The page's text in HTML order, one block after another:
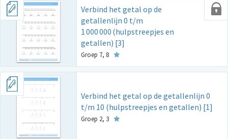
Verbind het getal op de
getallenlijn 0 t/m
1000000 (hulpstreepjes en
getallen) [3]
Groep 7, 8
Verbind het getal op de getallenlijn 0
t/m 10 (hulpstreepjes en getallen) [1]
Groep 2, 3